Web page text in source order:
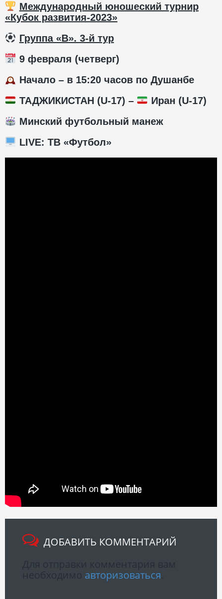
Международный юношеский турнир
«Кубок развития-2023»
Группа «В». 3-й тур
9 февраля (четверг)
Начало – в 15:20 часов по Душанбе
ТАДЖИКИСТАН (U-17) –
Иран (U-17)
Минский футбольный манеж
LIVE: ТВ «Футбол»
ДОБАВИТЬ КОММЕНТАРИЙ
авторизоваться